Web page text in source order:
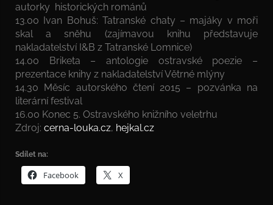
autorky historických románů
13.00 Ivan Bohuš: Tatranské chaty – majáky v moři
skal a sněhu (zajímavou knihu představuje
nakladatelství I&B z Tatranské Lomnice)
14.00 Briketa – antologie ostravské poezie –
prezentace knihy z nakladatelství Větrné mlýny
14.30 Měsíc autorského čtení 2015 – pozvánka na
literární festival
16.00 Konec 5. Ostravského knižního veletrhu
Zdroj: cerna-louka.cz, hejkal.cz
Sdílet na:
Facebook X